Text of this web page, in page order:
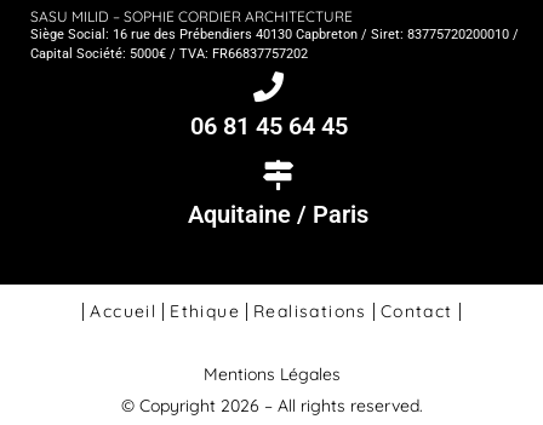
SASU MILID – SOPHIE CORDIER ARCHITECTURE
Siège Social: 16 rue des Prébendiers 40130 Capbreton / Siret: 83775720200010 /
Capital Société: 5000€ / TVA: FR66837757202
06 81 45 64 45
Aquitaine / Paris
© Copyright 2026 – All rights reserved.
Mentions Légales
Accueil Ethique Realisations Contact